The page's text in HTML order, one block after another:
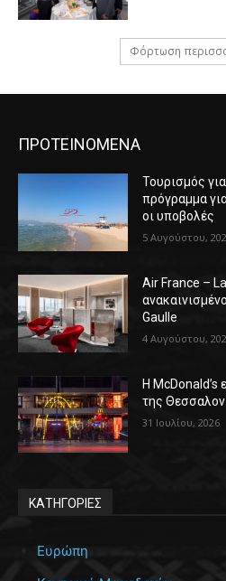
Φόρτωση
ΠΡΟΤΕΙΝΟΜΕΝΑ
Τουρισμός
πρόγραμμα
οι υποβολές
5 Αυγούστου,
Air France –
Gaulle
4 Αυγούστου,
Η McDonald’s
της
31 Ιουλίου, 2026
ΚΑΤΗΓΟΡΙΕΣ
Ευρώπη